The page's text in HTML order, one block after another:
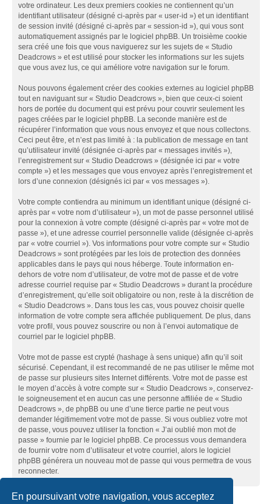
En poursuivant votre navigation, vous acceptez
votre ordinateur. Les deux premiers cookies ne contiennent qu’un
identifiant utilisateur (désigné ci-après par « user-id ») et un identifiant
de session invité (désigné ci-après par « session-id »), qui vous sont
automatiquement assignés par le logiciel phpBB. Un troisième cookie
sera créé une fois que vous naviguerez sur les sujets de « Studio
Deadcrows » et est utilisé pour stocker les informations sur les sujets
que vous avez lus, ce qui améliore votre navigation sur le forum.
Nous pouvons également créer des cookies externes au logiciel phpBB
tout en naviguant sur « Studio Deadcrows », bien que ceux-ci soient
hors de portée du document qui est prévu pour couvrir seulement les
pages créées par le logiciel phpBB. La seconde manière est de
récupérer l’information que vous nous envoyez et que nous collectons.
Ceci peut être, et n’est pas limité à : la publication de message en tant
qu’utilisateur invité (désignée ci-après par « messages invités »),
l’enregistrement sur « Studio Deadcrows » (désignée ici par « votre
compte ») et les messages que vous envoyez après l’enregistrement et
lors d’une connexion (désignés ici par « vos messages »).
Votre compte contiendra au minimum un identifiant unique (désigné ci-
après par « votre nom d’utilisateur »), un mot de passe personnel utilisé
pour la connexion à votre compte (désigné ci-après par « votre mot de
passe »), et une adresse courriel personnelle valide (désignée ci-après
par « votre courriel »). Vos informations pour votre compte sur « Studio
Deadcrows » sont protégées par les lois de protection des données
applicables dans le pays qui nous héberge. Toute information en-
dehors de votre nom d’utilisateur, de votre mot de passe et de votre
adresse courriel requise par « Studio Deadcrows » durant la procédure
d’enregistrement, qu’elle soit obligatoire ou non, reste à la discrétion de
« Studio Deadcrows ». Dans tous les cas, vous pouvez choisir quelle
information de votre compte sera affichée publiquement. De plus, dans
votre profil, vous pouvez souscrire ou non à l’envoi automatique de
courriel par le logiciel phpBB.
Votre mot de passe est crypté (hashage à sens unique) afin qu’il soit
sécurisé. Cependant, il est recommandé de ne pas utiliser le même mot
de passe sur plusieurs sites Internet différents. Votre mot de passe est
le moyen d’accès à votre compte sur « Studio Deadcrows », conservez-
le soigneusement et en aucun cas une personne affiliée de « Studio
Deadcrows », de phpBB ou une d’une tierce partie ne peut vous
demander légitimement votre mot de passe. Si vous oubliez votre mot
de passe, vous pouvez utiliser la fonction « J’ai oublié mon mot de
passe » fournie par le logiciel phpBB. Ce processus vous demandera
de fournir votre nom d’utilisateur et votre courriel, alors le logiciel
phpBB générera un nouveau mot de passe qui vous permettra de vous
reconnecter.